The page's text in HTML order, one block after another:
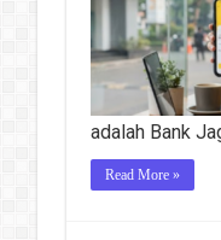
adalah Bank
Read More »